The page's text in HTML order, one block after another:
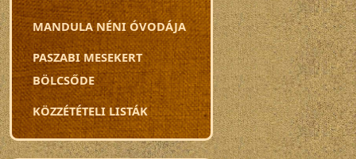
MANDULA NÉNI ÓVODÁJA
PASZABI MESEKERT
BÖLCSŐDE
KÖZZÉTÉTELI LISTÁK